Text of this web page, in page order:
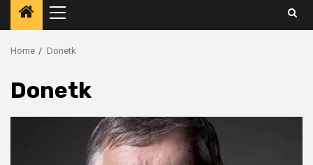
Primary
Menu
Home Donetk
Donetk